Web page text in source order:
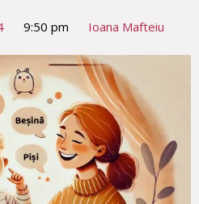
9:50 pm Ioana Mafteiu